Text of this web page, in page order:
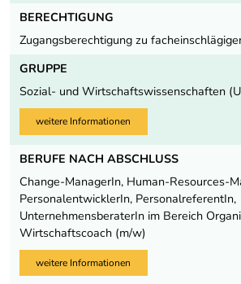
BERECHTIGUNG
Zugangsberechtigung zu
GRUPPE
Sozial- und Wirtschaftswissenschaften
weitere Informationen
BERUFE NACH ABSCHLUSS
Change-ManagerIn, Human-Resources-
PersonalentwicklerIn, PersonalreferentIn,
UnternehmensberaterIn im Bereich
Wirtschaftscoach (m/w)
weitere Informationen